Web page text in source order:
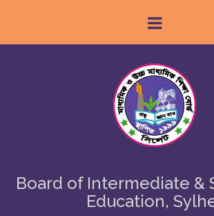
Board of Intermediate &
Education,